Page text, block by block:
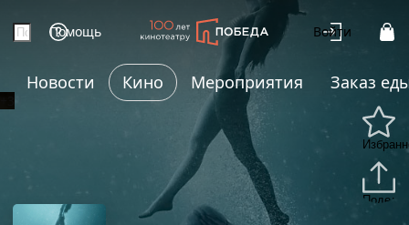
Помощь Войти
Новости Кино Мероприятия Заказ